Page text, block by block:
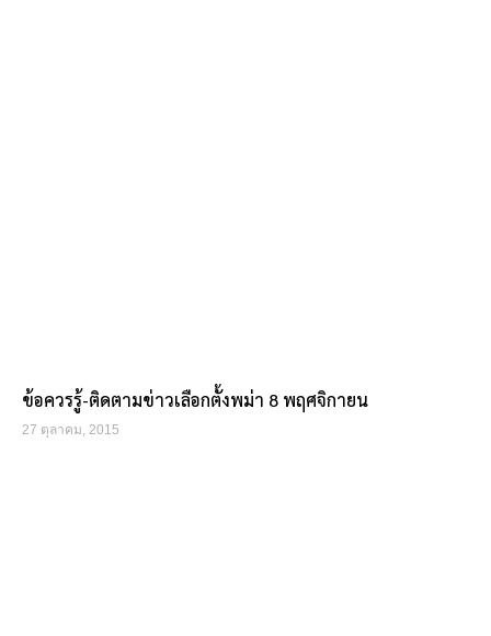
ข้อควรรู้-ติดตามข่าวเลือกตั้งพม่า 8 พฤศจิกายน
27 ตุลาคม, 2015